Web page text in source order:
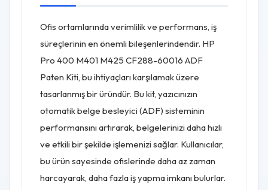
Ofis ortamlarında verimlilik ve performans, iş
süreçlerinin en önemli bileşenlerindendir. HP
Pro 400 M401 M425 CF288-60016 ADF
Paten Kiti, bu ihtiyaçları karşılamak üzere
tasarlanmış bir üründür. Bu kit, yazıcınızın
otomatik belge besleyici (ADF) sisteminin
performansını artırarak, belgelerinizi daha hızlı
ve etkili bir şekilde işlemenizi sağlar. Kullanıcılar,
bu ürün sayesinde ofislerinde daha az zaman
harcayarak, daha fazla iş yapma imkanı bulurlar.